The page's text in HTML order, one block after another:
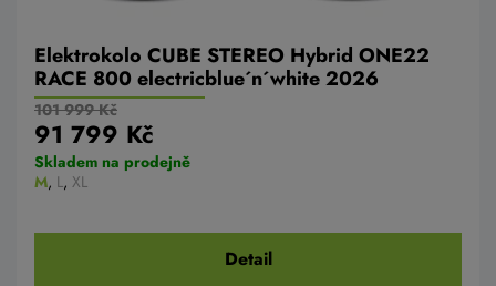
Elektrokolo CUBE STEREO Hybrid ONE22
RACE 800 electricblue´n´white 2026
101 999 Kč
91 799 Kč
Skladem na prodejně
M, L, XL
Detail